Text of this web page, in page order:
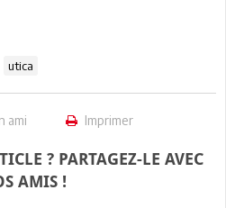
utica
ami Imprimer
? PARTAGEZ-LE AVEC
AMIS !